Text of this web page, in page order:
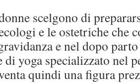
scelgono di
e le ostetriche che
e nel dopo
di yoga specializzato nel
quindi una figura